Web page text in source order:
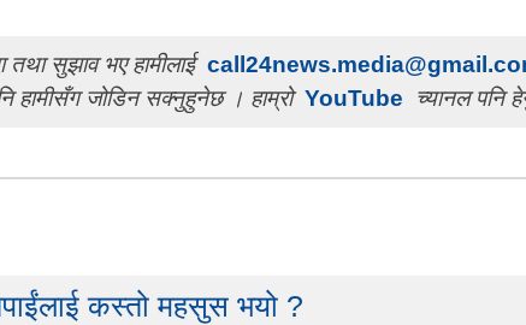
सुझाव भए हामीलाई
हामीसँग जोडिन सक्नुहुनेछ । हाम्रो YouTube च्यानल पनि
कस्तो महसुस भयो ?